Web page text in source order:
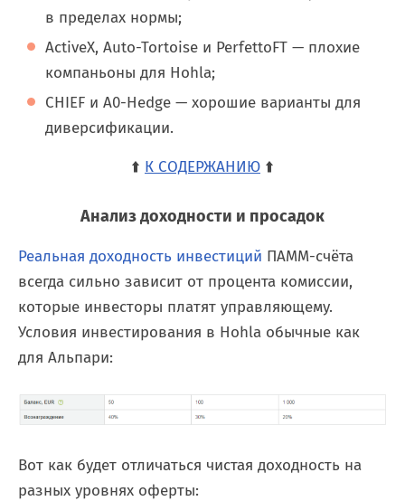
в пределах нормы;
ActiveX, Auto-Tortoise и PerfettoFT — плохие
компаньоны для Hohla;
CHIEF и A0-Hedge — хорошие варианты для
диверсификации.
⬆️ К СОДЕРЖАНИЮ ⬆️
Анализ доходности и просадок
Реальная доходность инвестиций ПАММ-счёта
всегда сильно зависит от процента комиссии,
которые инвесторы платят управляющему.
Условия инвестирования в Hohla обычные как
для Альпари:
Вот как будет отличаться чистая доходность на
разных уровнях оферты: